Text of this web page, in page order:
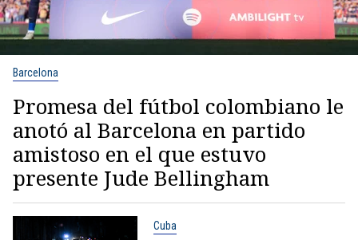
Barcelona
Promesa del fútbol colombiano le
anotó al Barcelona en partido
amistoso en el que estuvo
presente Jude Bellingham
Cuba